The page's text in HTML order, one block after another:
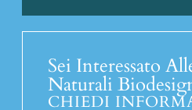
Sei Interessato
Naturali
CHIEDI